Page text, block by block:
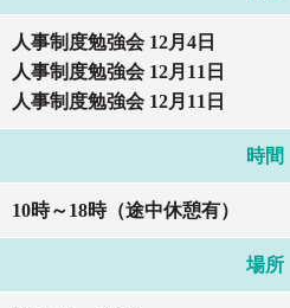
人事制度勉強会 12月4日
人事制度勉強会 12月11日
人事制度勉強会 12月11日
時間
10時～18時（途中休憩有）
場所